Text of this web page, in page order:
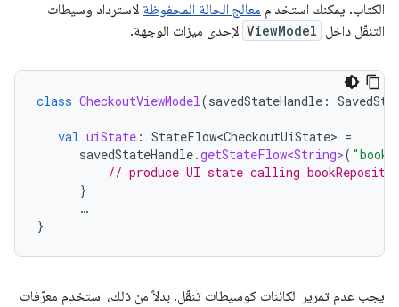
الكتاب. يمكنك استخدام معالج الحالة المحفوظة لاسترداد وسيطات
التنقّل داخل ViewModel لإحدى ميزات الوجهة.
class CheckoutViewModel(savedStateHandle :
val uiState : StateFlow<CheckoutUiState> =
savedStateHandle.getStateFlow<String>(
// produce UI state calling
}
…
}
يجب عدم تمرير الكائنات كوسيطات تنقّل. بدلاً من ذلك، استخدِم معرّفات